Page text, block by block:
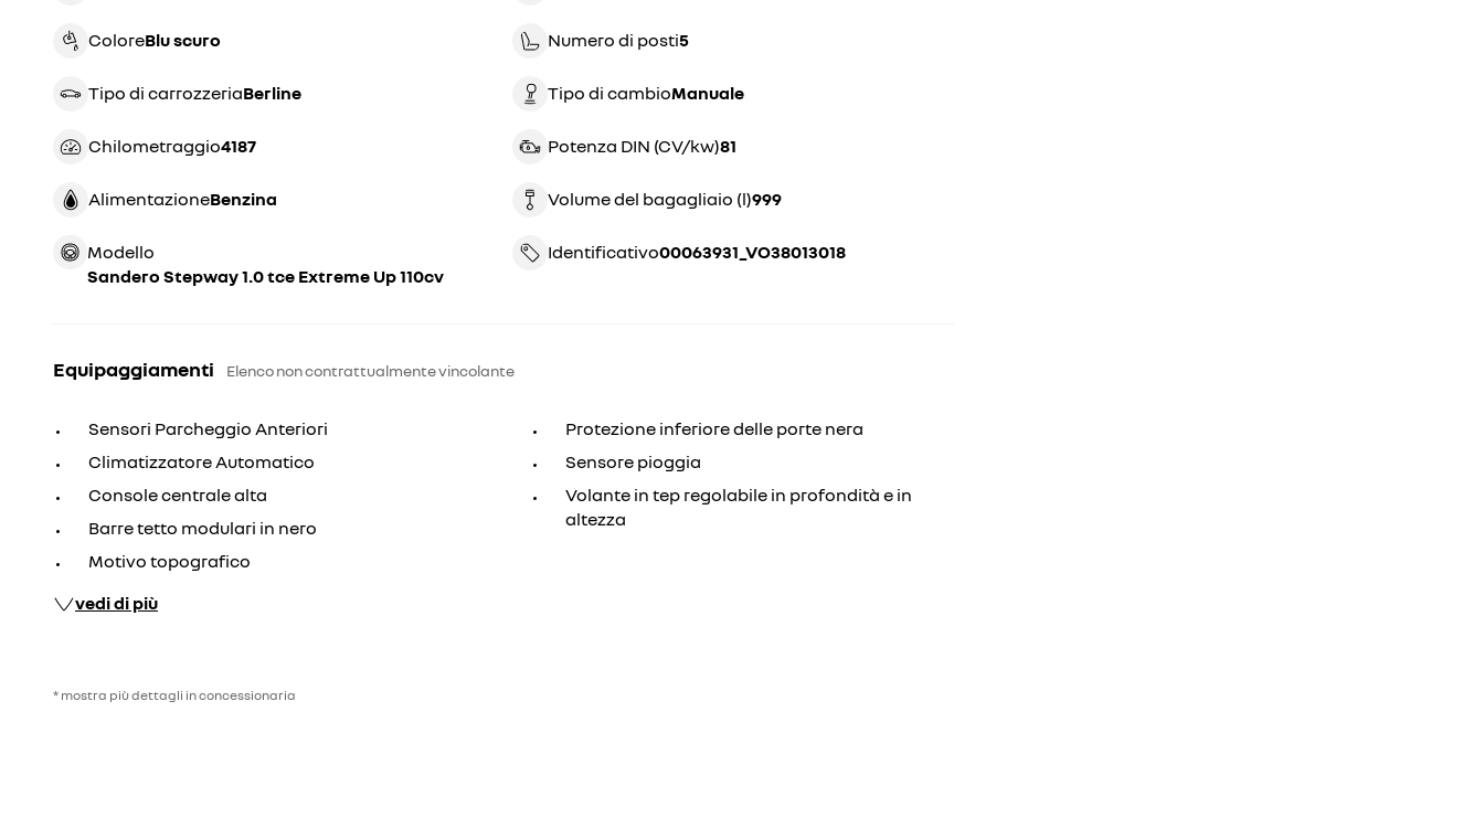
Colore blu scuro
Tipo di carrozzeria berline
Chilometraggio 4187
Alimentazione Benzina
Modello
Sandero Stepway 1.0 tce Extreme Up 110cv
Numero di posti5
Tipo di cambio manuale
Potenza DIN (CV/kw) 81
Volume del bagagliaio (l) 999
Identificativo 00063931_VO38013018
Equipaggiamenti Elenco non contrattualmente vincolante
Sensori Parcheggio Anteriori
Climatizzatore Automatico
Console centrale alta
Barre tetto modulari in nero
Motivo topografico
Protezione inferiore delle porte nera
Sensore pioggia
Volante in tep regolabile in profondità e in
altezza
vedi di più
* mostra più dettagli in concessionaria